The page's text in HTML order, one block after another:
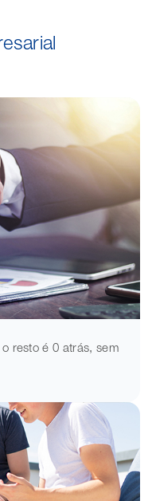
resto é 0 atrás, sem